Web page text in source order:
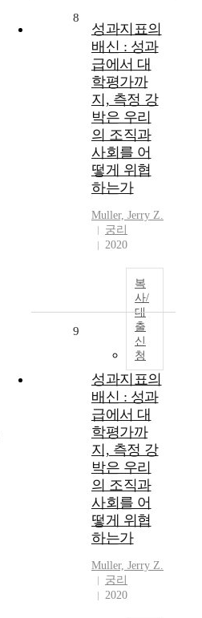
8
성과지표의
배신 : 성과
급에서 대
학평가까
지, 측정 강
박은 우리
의 조직과
사회를 어
떻게 위협
하는가
Muller, Jerry Z.
궁리
2020
복
사/
대
출
신
청
9
성과지표의
배신 : 성과
급에서 대
학평가까
지, 측정 강
박은 우리
의 조직과
사회를 어
떻게 위협
하는가
Muller, Jerry Z.
궁리
2020